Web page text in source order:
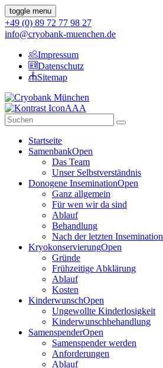
toggle menu
+49 (0) 89 72 77 98 27
info@cryobank-muenchen.de
Impressum
Datenschutz
Sitemap
AAA
Startseite
SamenbankOpen
Das Team
Unser Selbstverständnis
Donogene InseminationOpen
Ganz allgemein
Für wen wir da sind
Ablauf
Behandlung
Nach der letzten Insemination
KryokonservierungOpen
Gründe
Frühzeitige Abklärung
Ablauf
Kosten
KinderwunschOpen
Ungewollte Kinderlosigkeit
Kinderwunschbehandlung
SamenspenderOpen
Samenspender werden
Anforderungen
Ablauf